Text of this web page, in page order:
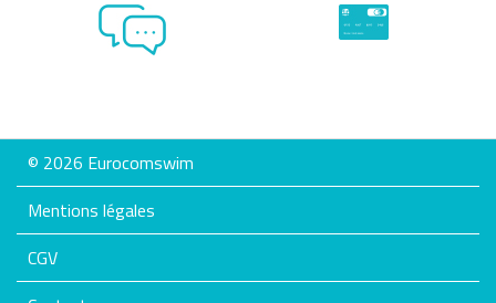
© 2026 Eurocomswim
Mentions légales
CGV